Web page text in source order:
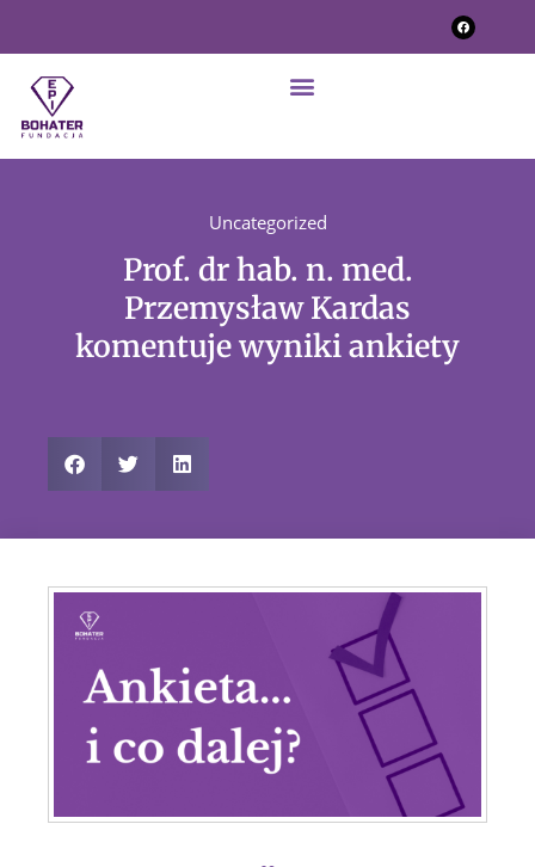
Uncategorized
Prof. dr hab. n. med.
Przemysław Kardas
komentuje wyniki ankiety